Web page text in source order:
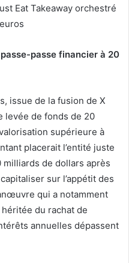
Eat Takeaway orchestré
passe financier à 20
issue de la fusion de X
levée de fonds de 20
supérieure à
placerait l’entité juste
de dollars après
sur l’appétit des
qui a notamment
du rachat de
annuelles dépassent